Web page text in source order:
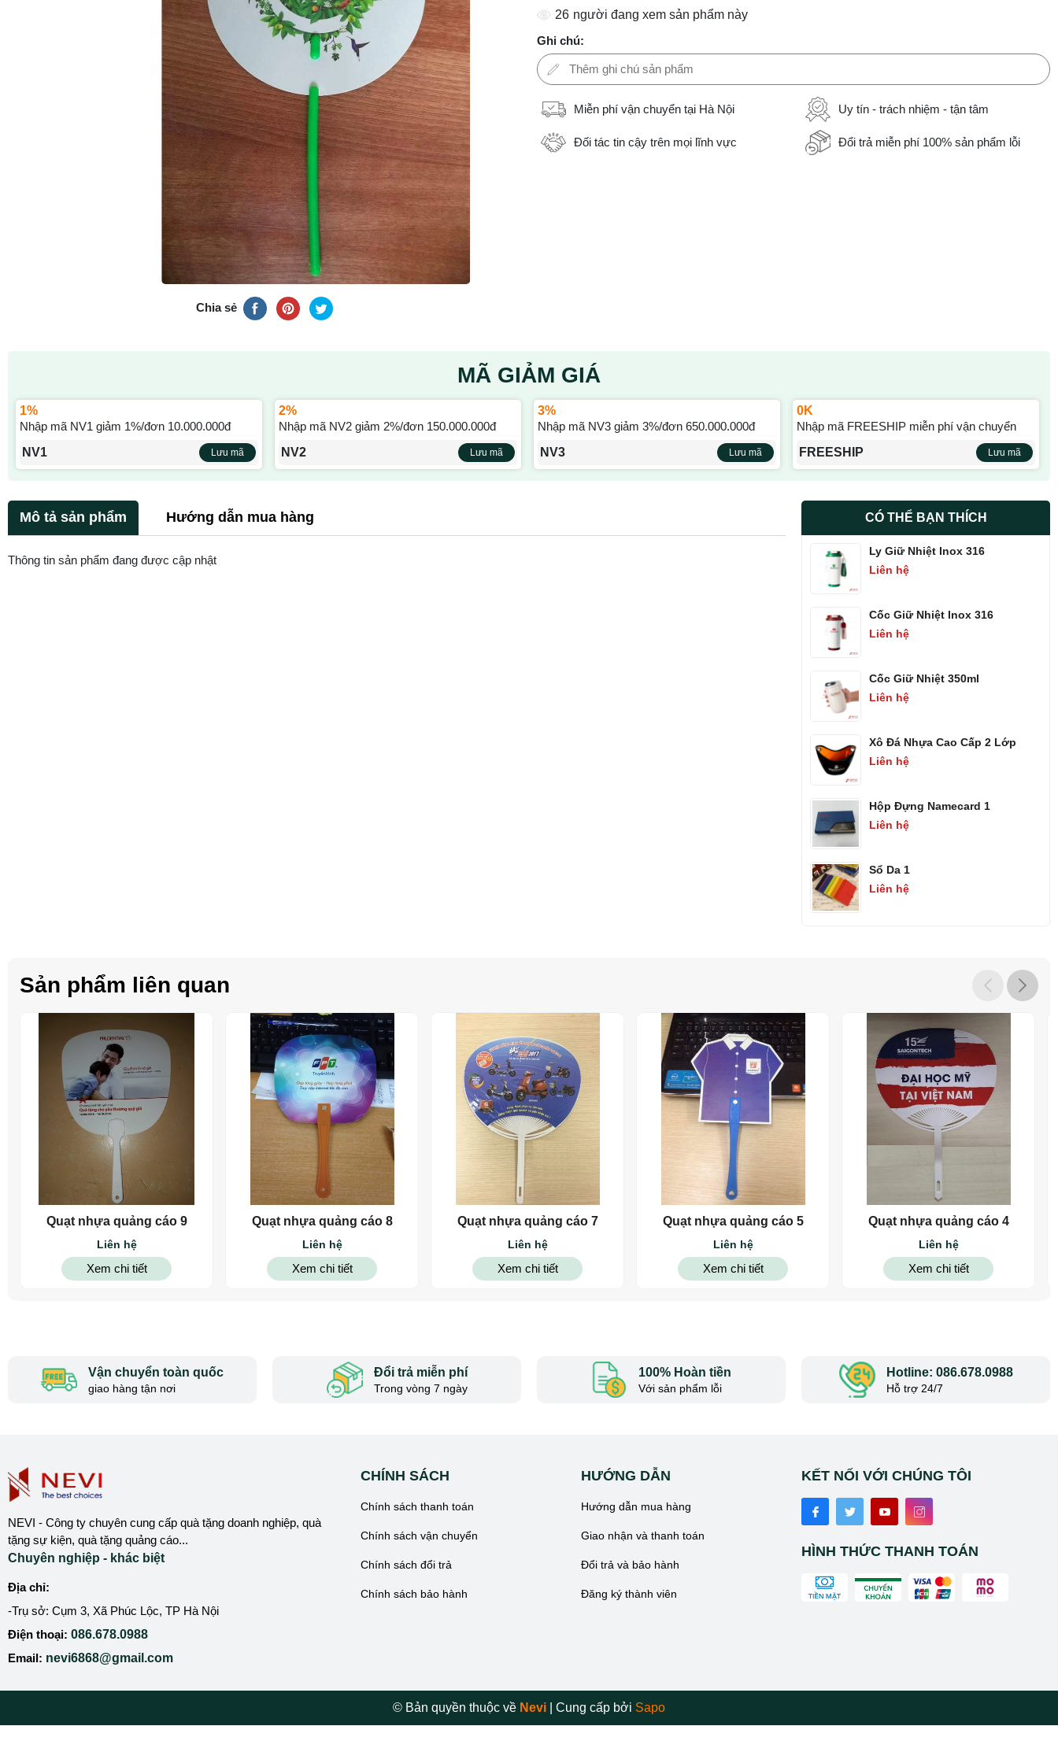
Chia sẻ
26 người đang xem sản phẩm này
Ghi chú:
Miễn phí vận chuyển tại Hà Nội Uy tín - trách nhiệm - tận tâm
Đối tác tin cậy trên mọi lĩnh vực Đổi trả miễn phí 100% sản phẩm lỗi
MÃ GIẢM GIÁ
1%
Nhập mã NV1 giảm 1%/đơn 10.000.000đ
NV1
Lưu mã
2%
Nhập mã NV2 giảm 2%/đơn 150.000.000đ
NV2
Lưu mã
3%
Nhập mã NV3 giảm 3%/đơn 650.000.000đ
NV3
Lưu mã
0K
Nhập mã FREESHIP miễn phí vận chuyển
FREESHIP
Lưu mã
Mô tả sản phẩm Hướng dẫn mua hàng
Thông tin sản phẩm đang được cập nhật
CÓ THỂ BẠN THÍCH
Ly Giữ Nhiệt Inox 316
Liên hệ
Cốc Giữ Nhiệt Inox 316
Liên hệ
Cốc Giữ Nhiệt 350ml
Liên hệ
Xô Đá Nhựa Cao Cấp 2 Lớp
Liên hệ
Hộp Đựng Namecard 1
Liên hệ
Sổ Da 1
Liên hệ
Sản phẩm liên quan
Quạt nhựa quảng cáo 9
Liên hệ
Xem chi tiết
Quạt nhựa quảng cáo 8
Liên hệ
Xem chi tiết
Quạt nhựa quảng cáo 7
Liên hệ
Xem chi tiết
Quạt nhựa quảng cáo 5
Liên hệ
Xem chi tiết
Quạt nhựa quảng cáo 4
Liên hệ
Xem chi tiết
Vận chuyển toàn quốc
giao hàng tận nơi
Đổi trả miễn phí
Trong vòng 7 ngày
100% Hoàn tiền
Với sản phẩm lỗi
Hotline: 086.678.0988
Hỗ trợ 24/7
NEVI - Công ty chuyên cung cấp quà tặng doanh nghiệp, quà
tặng sự kiện, quà tặng quảng cáo...
Chuyên nghiệp - khác biệt
Địa chỉ:
-Trụ sở: Cụm 3, Xã Phúc Lộc, TP Hà Nội
Điện thoại: 086.678.0988
Email: nevi6868@gmail.com
CHÍNH SÁCH
Chính sách thanh toán
Chính sách vận chuyển
Chính sách đổi trả
Chính sách bảo hành
HƯỚNG DẪN
Hướng dẫn mua hàng
Giao nhận và thanh toán
Đổi trả và bảo hành
Đăng ký thành viên
KẾT NỐI VỚI CHÚNG TÔI
HÌNH THỨC THANH TOÁN
© Bản quyền thuộc về Nevi Cung cấp bởi Sapo